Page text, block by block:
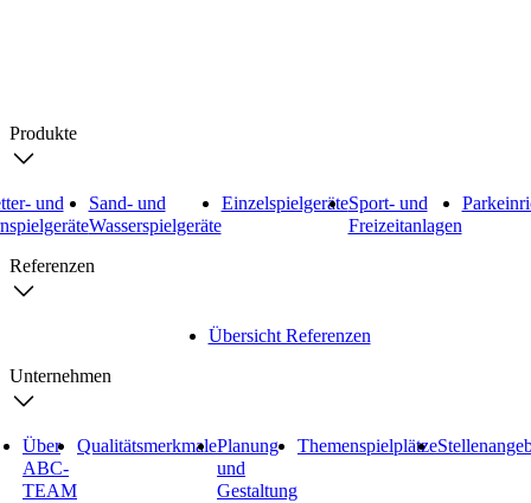
Produkte
und
Sand- und
Wasserspielgeräte
EinzelspielgeräteSport- und
Freizeitanlagen
Referenzen
Übersicht Referenzen
Unternehmen
Über
ABC-
TEAM
QualitätsmerkmalePlanung
und
Gestaltung
Themenspielplätze